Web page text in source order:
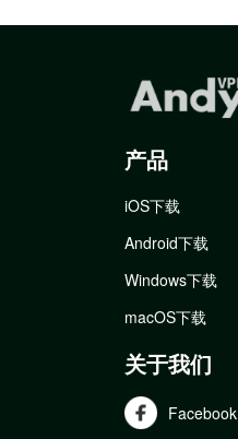
产品
iOS下载
Android下载
Windows下载
macOS下载
关于我们
Facebook